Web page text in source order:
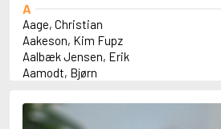
A
Aage, Christian
Aakeson, Kim Fupz
Aalbæk Jensen, Erik
Aamodt, Bjørn
Abbey, Kieran
Abbot, Anthony